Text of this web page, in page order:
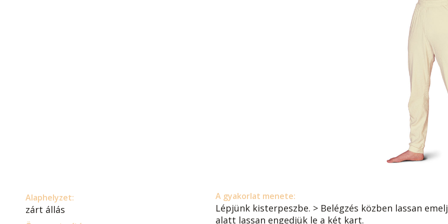
Alaphelyzet:
zárt állás
A gyakorlat menete:
Lépjünk kisterpeszbe. > Belégzés közben lassan
alatt lassan engedjük le a két kart.